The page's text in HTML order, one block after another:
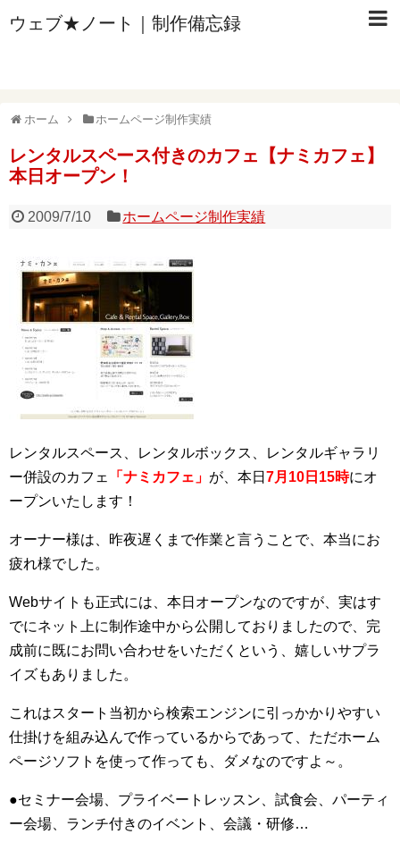
ウェブ★ノート｜制作備忘録
ホーム ホームページ制作実績
レンタルスペース付きのカフェ【ナミカフェ】
本日オープン！
2009/7/10 ホームページ制作実績
レンタルスペース、レンタルボックス、レンタルギャラリ
ー併設のカフェ
「ナミカフェ」 が、本日 7月10日15時にオ
ープンいたします！
オーナー様は、昨夜遅くまで作業と言うことで、本当にお
疲れ様でした。
Webサイトも正式には、本日オープンなのですが、実はす
でにネット上に制作途中から公開しておりましたので、完
成前に既にお問い合わせをいただくという、嬉しいサプラ
イズもありました。
これはスタート当初から検索エンジンに引っかかりやすい
仕掛けを組み込んで作っているからであって、ただホーム
ページソフトを使って作っても、ダメなのですよ～。
●セミナー会場、プライベートレッスン、試食会、パーティ
ー会場、ランチ付きのイベント、会議・研修…